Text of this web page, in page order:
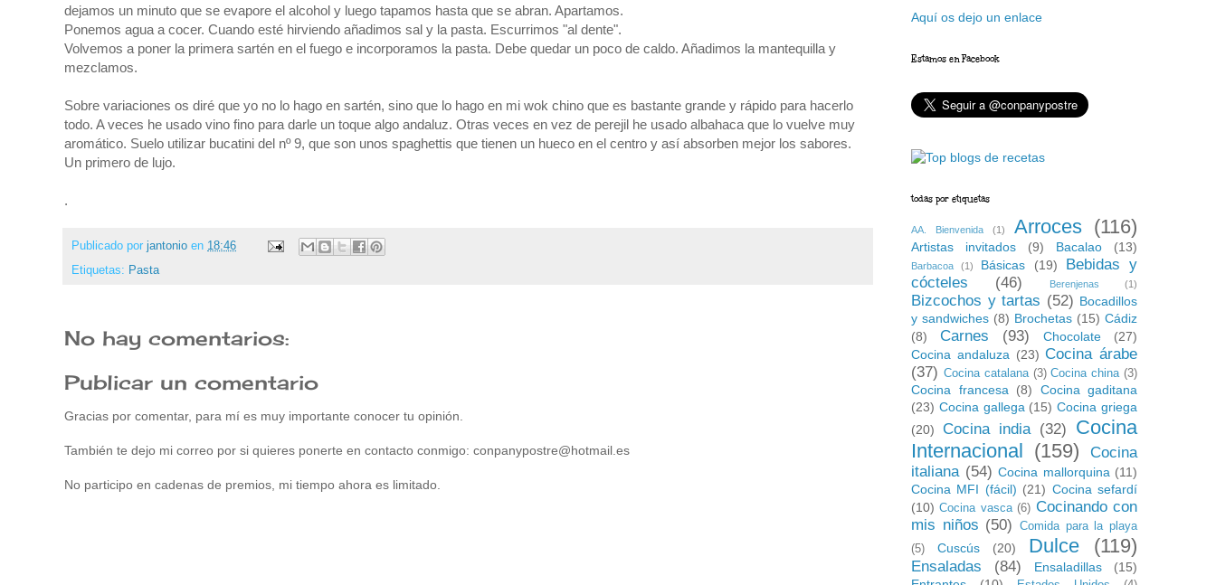
dejamos un minuto que se evapore el alcohol y luego tapamos hasta que se abran. Apartamos.
Ponemos agua a cocer. Cuando esté hirviendo añadimos sal y la pasta. Escurrimos "al dente".
Volvemos a poner la primera sartén en el fuego e incorporamos la pasta. Debe quedar un poco de caldo. Añadimos la mantequilla y
mezclamos.
Sobre variaciones os diré que yo no lo hago en sartén, sino que lo hago en mi wok chino que es bastante grande y rápido para hacerlo
todo. A veces he usado vino fino para darle un toque algo andaluz. Otras veces en vez de perejil he usado albahaca que lo vuelve muy
aromático. Suelo utilizar bucatini del nº 9, que son unos spaghettis que tienen un hueco en el centro y así absorben mejor los sabores.
Un primero de lujo.
.
Publicado por jantonio en 18:46
Etiquetas: Pasta
No hay comentarios:
Publicar un comentario
Gracias por comentar, para mí es muy importante conocer tu opinión.
También te dejo mi correo por si quieres ponerte en contacto conmigo: conpanypostre@hotmail.es
No participo en cadenas de premios, mi tiempo ahora es limitado.
Aquí os dejo un enlace
Estamos en Facebook
todas por etiquetas
AA. Bienvenida (1) Arroces (116)
Artistas invitados (9) Bacalao (13)
Barbacoa (1) Básicas (19)
Bebidas y
cócteles
(46) Berenjenas (1)
Bizcochos y tartas (52) Bocadillos
y sandwiches (8) Brochetas (15) Cádiz
(8)
Carnes (93) Chocolate
(27)
Cocina andaluza (23) Cocina árabe
(37) Cocina catalana (3) Cocina china (3)
Cocina francesa (8)
Cocina gaditana
(23) Cocina gallega (15) Cocina griega
(20)
Cocina india (32)
Cocina
Internacional (159)
Cocina
italiana (54) Cocina mallorquina (11)
Cocina MFI (fácil) (21) Cocina sefardí
(10) Cocina vasca (6) Cocinando con
mis niños (50)
Comida para la playa
(5)
Cuscús (20) Dulce (119)
Ensaladas (84) Ensaladillas
(15)